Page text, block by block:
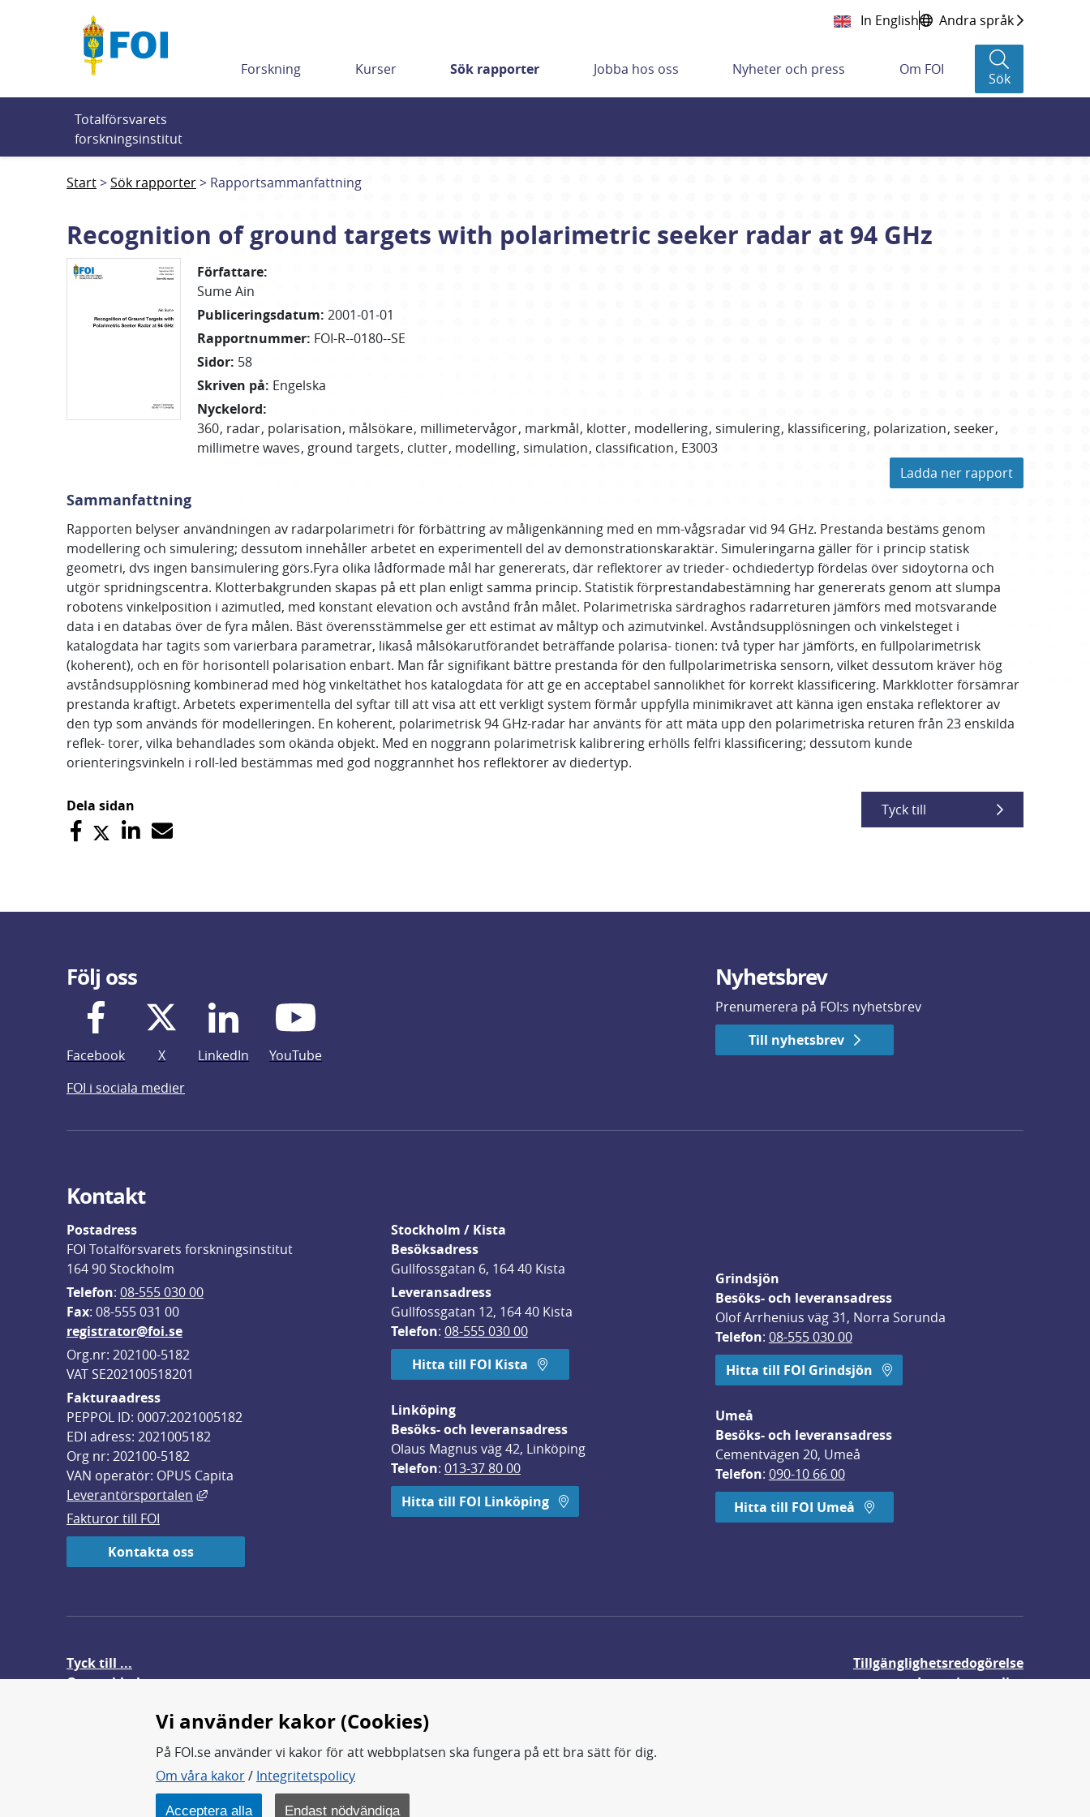
In English Andra språk
Forskning Kurser Sök rapporter Jobba hos oss Nyheter och press Om FOI
Sök
Totalförsvarets
forskningsinstitut
Start Sök rapporter Rapportsammanfattning
Recognition of ground targets with polarimetric seeker radar at 94 GHz
Författare:
Sume Ain
Publiceringsdatum: 2001-01-01
Rapportnummer: FOI-R--0180--SE
Sidor: 58
Skriven på: Engelska
Nyckelord:
360 radar polarisation målsökare millimetervågor markmål klotter modellering simulering klassificering polarization seeker
millimetre waves ground targets clutter modelling simulation classification E3003
Ladda ner rapport
Sammanfattning
Rapporten belyser användningen av radarpolarimetri för förbättring av måligenkänning med en mm-vågsradar vid 94 GHz. Prestanda bestäms genom
modellering och simulering; dessutom innehåller arbetet en experimentell del av demonstrationskaraktär. Simuleringarna gäller för i princip statisk
geometri, dvs ingen bansimulering görs.Fyra olika lådformade mål har genererats, där reflektorer av trieder- ochdiedertyp fördelas över sidoytorna och
utgör spridningscentra. Klotterbakgrunden skapas på ett plan enligt samma princip. Statistik förprestandabestämning har genererats genom att slumpa
robotens vinkelposition i azimutled, med konstant elevation och avstånd från målet. Polarimetriska särdraghos radarreturen jämförs med motsvarande
data i en databas över de fyra målen. Bäst överensstämmelse ger ett estimat av måltyp och azimutvinkel. Avståndsupplösningen och vinkelsteget i
katalogdata har tagits som varierbara parametrar, likaså målsökarutförandet beträffande polarisa- tionen: två typer har jämförts, en fullpolarimetrisk
(koherent), och en för horisontell polarisation enbart. Man får signifikant bättre prestanda för den fullpolarimetriska sensorn, vilket dessutom kräver hög
avståndsupplösning kombinerad med hög vinkeltäthet hos katalogdata för att ge en acceptabel sannolikhet för korrekt klassificering. Markklotter försämrar
prestanda kraftigt. Arbetets experimentella del syftar till att visa att ett verkligt system förmår uppfylla minimikravet att känna igen enstaka reflektorer av
den typ som används för modelleringen. En koherent, polarimetrisk 94 GHz-radar har använts för att mäta upp den polarimetriska returen från 23 enskilda
reflek- torer, vilka behandlades som okända objekt. Med en noggrann polarimetrisk kalibrering erhölls felfri klassificering; dessutom kunde
orienteringsvinkeln i roll-led bestämmas med god noggrannhet hos reflektorer av diedertyp.
Dela sidan Tyck till
Följ oss
Facebook X LinkedIn
YouTube
FOI i sociala medier
Nyhetsbrev
Prenumerera på FOI:s nyhetsbrev
Till nyhetsbrev
Kontakt
Postadress
FOI Totalförsvarets forskningsinstitut
164 90 Stockholm
Telefon: 08-555 030 00
Fax: 08-555 031 00
registrator@foi.se
Org.nr: 202100-5182
VAT SE202100518201
Fakturaadress
PEPPOL ID: 0007:2021005182
EDI adress: 2021005182
Org nr: 202100-5182
VAN operatör: OPUS Capita
Leverantörsportalen
Länk till annan webbplats, öppnas i nytt fönster.
Fakturor till FOI
Kontakta oss
Stockholm / Kista
Besöksadress
Gullfossgatan 6, 164 40 Kista
Leveransadress
Gullfossgatan 12, 164 40 Kista
Telefon: 08-555 030 00
Hitta till FOI Kista
Linköping
Besöks- och leveransadress
Olaus Magnus väg 42, Linköping
Telefon: 013-37 80 00
Hitta till FOI Linköping
Grindsjön
Besöks- och leveransadress
Olof Arrhenius väg 31, Norra Sorunda
Telefon: 08-555 030 00
Hitta till FOI Grindsjön
Umeå
Besöks- och leveransadress
Cementvägen 20, Umeå
Telefon: 090-10 66 00
Hitta till FOI Umeå
Tyck till ...
Om webbplatsen
Tillgänglighetsredogörelse
Integritetspolicy
FOI forskar för en säkrare värld.
FOI:s kärnverksamhet är forskning, metod- och teknikutveckling samt analyser och studier.
Vi använder kakor (Cookies)
På FOI.se använder vi kakor för att webbplatsen ska fungera på ett bra sätt för dig.
Om våra kakor/ Integritetspolicy
Acceptera alla Endast nödvändiga